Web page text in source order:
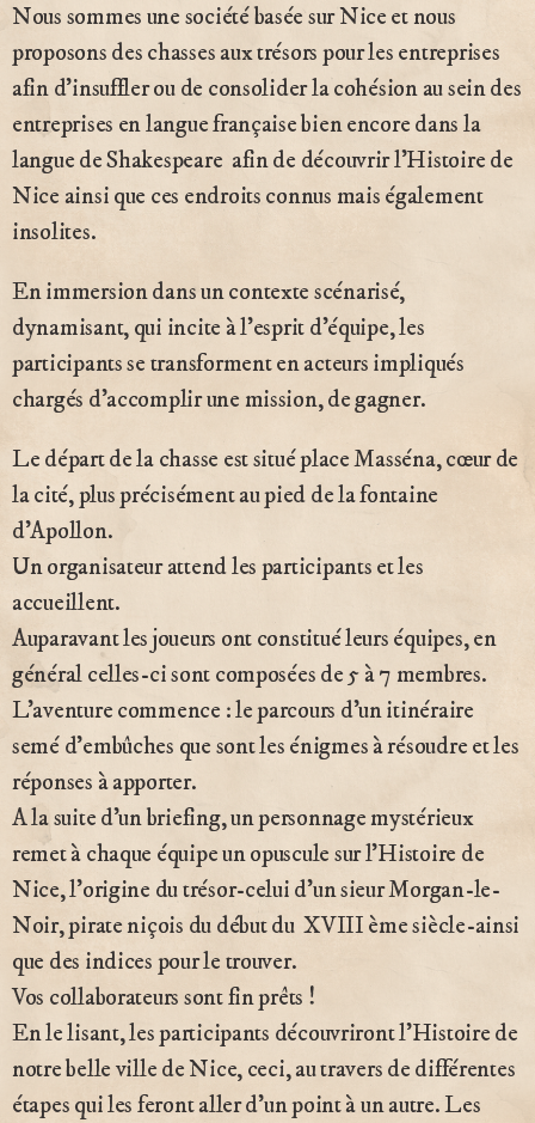
Nous sommes une société basée sur Nice et nous
proposons des chasses aux trésors pour les entreprises
afin d’insuffler ou de consolider la cohésion au sein des
entreprises en langue française bien encore dans la
langue de Shakespeare afin de découvrir l’Histoire de
Nice ainsi que ces endroits connus mais également
insolites.
En immersion dans un contexte scénarisé,
dynamisant, qui incite à l’esprit d’équipe, les
participants se transforment en acteurs impliqués
chargés d’accomplir une mission, de gagner.
Le départ de la chasse est situé place Masséna, cœur de
la cité, plus précisément au pied de la fontaine
d’Apollon.
Un organisateur attend les participants et les
accueillent.
Auparavant les joueurs ont constitué leurs équipes, en
général celles-ci sont composées de 5 à 7 membres.
L’aventure commence : le parcours d’un itinéraire
semé d’embûches que sont les énigmes à résoudre et les
réponses à apporter.
A la suite d’un briefing, un personnage mystérieux
remet à chaque équipe un opuscule sur l’Histoire de
Nice, l’origine du trésor-celui d’un sieur Morgan-le-
Noir, pirate niçois du début du XVIII ème siècle-ainsi
que des indices pour le trouver.
Vos collaborateurs sont fin prêts !
En le lisant, les participants découvriront l’Histoire de
notre belle ville de Nice, ceci, au travers de différentes
étapes qui les feront aller d’un point à un autre. Les